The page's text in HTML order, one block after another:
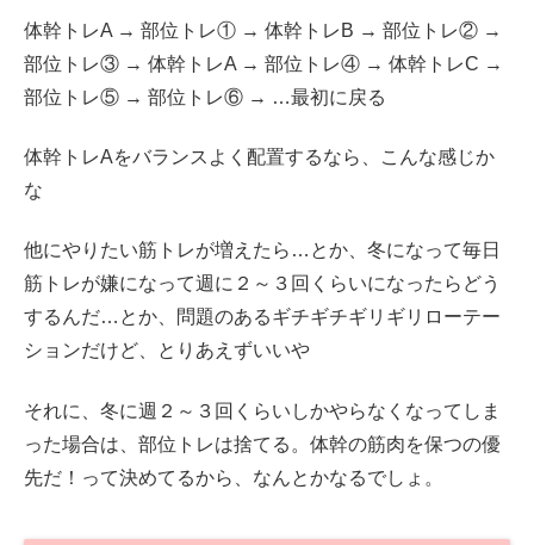
体幹トレA → 部位トレ① → 体幹トレB → 部位トレ② →
部位トレ③ → 体幹トレA → 部位トレ④ → 体幹トレC →
部位トレ⑤ → 部位トレ⑥ → …最初に戻る
体幹トレAをバランスよく配置するなら、こんな感じか
な
他にやりたい筋トレが増えたら…とか、冬になって毎日
筋トレが嫌になって週に２～３回くらいになったらどう
するんだ…とか、問題のあるギチギチギリギリローテー
ションだけど、とりあえずいいや
それに、冬に週２～３回くらいしかやらなくなってしま
った場合は、部位トレは捨てる。体幹の筋肉を保つの優
先だ！って決めてるから、なんとかなるでしょ。